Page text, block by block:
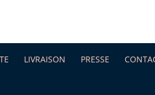
LIVRAISON PRESSE